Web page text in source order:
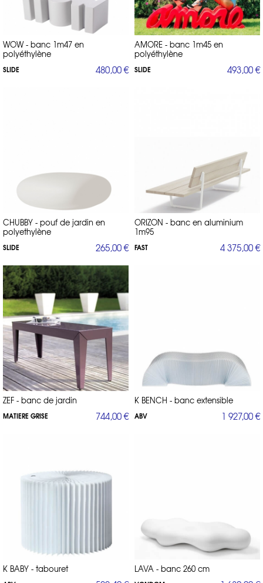
accueillant et esthétique
Que ce soit pour un
balcon en ville, uneterrasse familiale, ou un
rooftop d’hôtel , ces assises donnent le ton et participent à
l’expérience globale . En misant sur des marques comme
Matière Grise, Fast, Charles Raisin ou Horm, vous combinez
audacieux, fonctionnalité et durabilité.
Où acheter des bancs, poufs et tabourets
semaines. Pour des conseils adaptés à votre projet, vous pouvez
WOW - banc 1m47 en
polyéthylène
SLIDE 480,00 €
AMORE - banc 1m45 en
polyéthylène
SLIDE 493,00 €
CHUBBY - pouf de jardin en
polyethylène
SLIDE 265,00 €
ORIZON - banc en aluminium
1m95
FAST 4 375,00 €
ZEF - banc de jardin
MATIERE GRISE 744,00 €
K BENCH - banc extensible
ABV 1 927,00 €
K BABY - tabouret LAVA - banc 260 cm